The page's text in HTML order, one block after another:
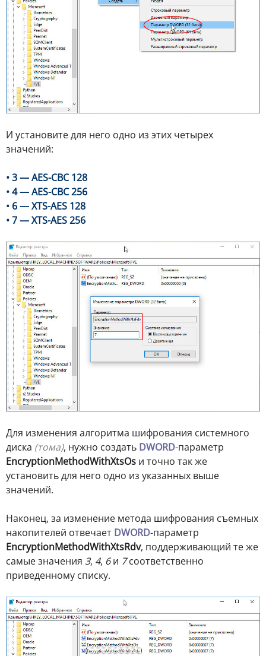
И установите для него одно из этих четырех
значений:
• 3 — AES-CBC 128
• 4 — AES-CBC 256
• 6 — XTS-AES 128
• 7 — XTS-AES 256
Для изменения алгоритма шифрования системного
диска (тома), нужно создать DWORD-параметр
EncryptionMethodWithXtsOs и точно так же
установить для него одно из указанных выше
значений.
Наконец, за изменение метода шифрования съемных
накопителей отвечает DWORD-параметр
EncryptionMethodWithXtsRdv, поддерживающий те же
самые значения 3, 4, 6и 7соответственно
приведенному списку.